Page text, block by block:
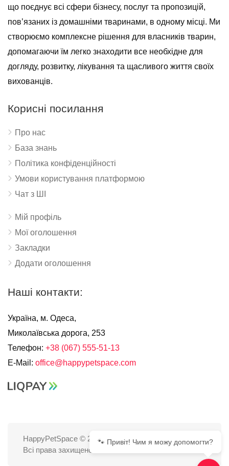
що поєднує всі сфери бізнесу, послуг та пропозицій,
пов’язаних із домашніми тваринами, в одному місці. Ми
створюємо комплексне рішення для власників тварин,
допомагаючи їм легко знаходити все необхідне для
догляду, розвитку, лікування та щасливого життя своїх
вихованців.
Корисні посилання
Про нас
База знань
Політика конфіденційності
Умови користування платформою
Чат з ШІ
Мій профіль
Мої оголошення
Закладки
Додати оголошення
Наші контакти:
Україна, м. Одеса,
Миколаївська дорога, 253
Телефон: +38 (067) 555-51-13
E-Mail: office@happypetspace.com
HappyPetSpace © 2025
Всі права захищено.
🐾 Привіт! Чим я можу допомогти?